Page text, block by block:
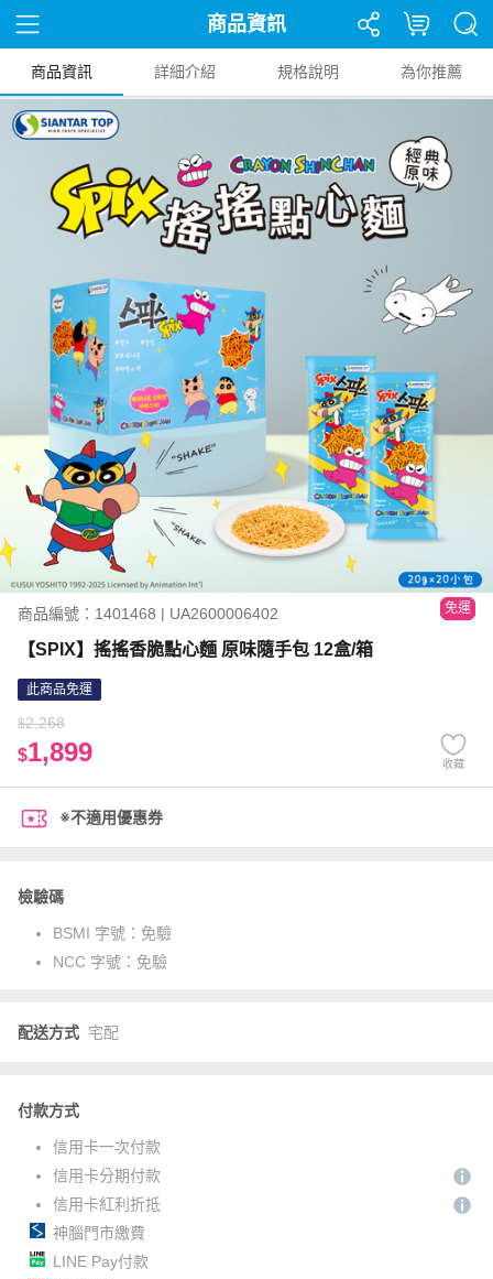
商品資訊
商品資訊 詳細介紹 規格說明 為你推薦
商品編號：1401468 | UA2600006402 免運
【SPIX】搖搖香脆點心麵 原味隨手包 12盒/箱
此商品免運
$2,268
$1,899 收藏
※不適用優惠券
檢驗碼
BSMI 字號： 免驗
NCC 字號： 免驗
配送方式 宅配
付款方式
信用卡一次付款
信用卡分期付款
信用卡紅利折抵
神腦門市繳費
LINE Pay付款